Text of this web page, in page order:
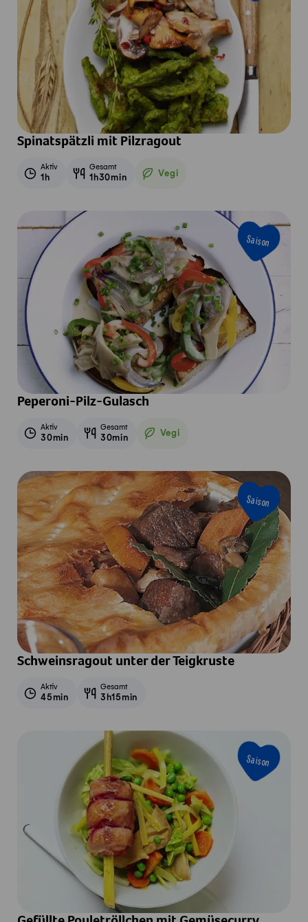
Spinatspätzli mit Pilzragout
Aktiv
1h
Gesamt
1h30min Vegi
Vegetarisch
Saison
Peperoni-Pilz-Gulasch
Aktiv
30min
Gesamt
30min Vegi
Vegetarisch
Saison
Schweinsragout unter der Teigkruste
Aktiv
45min
Gesamt
3h15min
Saison